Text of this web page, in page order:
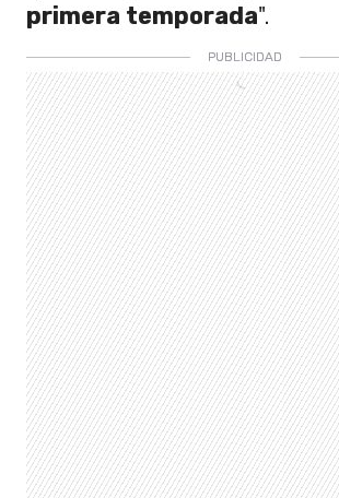
primera temporada".